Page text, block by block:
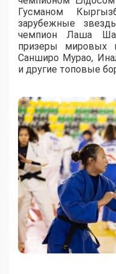
Гусманом
зарубежные
чемпион Лаша
призеры мировых
Санширо Мурао,
и другие топовые